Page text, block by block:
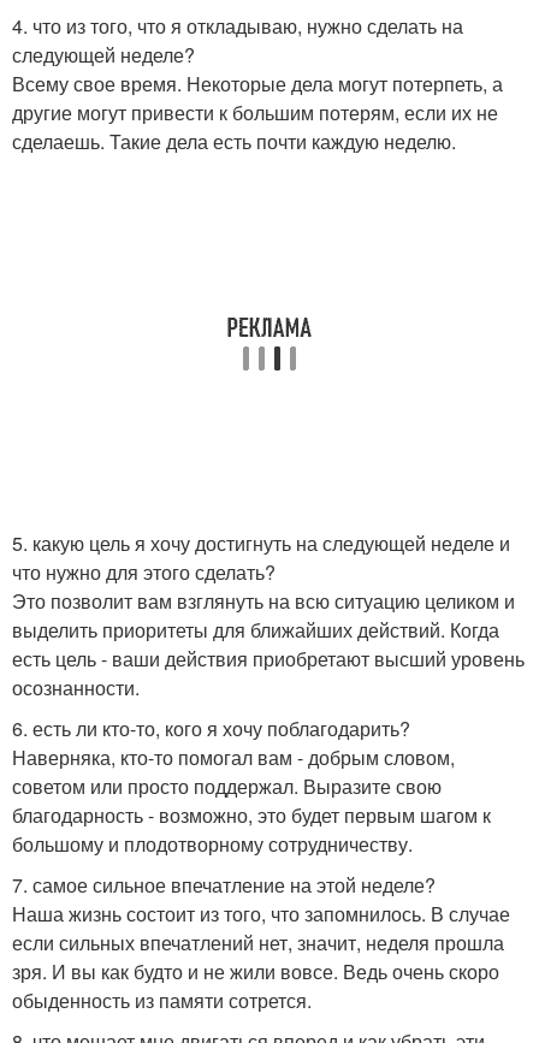
4. что из того, что я откладываю, нужно сделать на
следующей неделе?
Всему свое время. Некоторые дела могут потерпеть, а
другие могут привести к большим потерям, если их не
сделаешь. Такие дела есть почти каждую неделю.
5. какую цель я хочу достигнуть на следующей неделе и
что нужно для этого сделать?
Это позволит вам взглянуть на всю ситуацию целиком и
выделить приоритеты для ближайших действий. Когда
есть цель - ваши действия приобретают высший уровень
осознанности.
6. есть ли кто-то, кого я хочу поблагодарить?
Наверняка, кто-то помогал вам - добрым словом,
советом или просто поддержал. Выразите свою
благодарность - возможно, это будет первым шагом к
большому и плодотворному сотрудничеству.
7. самое сильное впечатление на этой неделе?
Наша жизнь состоит из того, что запомнилось. В случае
если сильных впечатлений нет, значит, неделя прошла
зря. И вы как будто и не жили вовсе. Ведь очень скоро
обыденность из памяти сотрется.